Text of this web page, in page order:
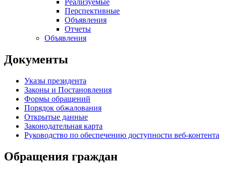
Реализуемые
Перспективные
Объявления
Отчеты
Объявления
Документы
Указы президента
Законы и Постановления
Формы обращений
Порядок обжалования
Открытые данные
Законодательная карта
Руководство по обеспечению доступности веб-контента
Обращения граждан